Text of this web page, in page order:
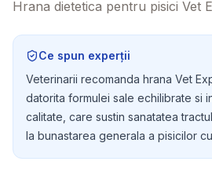
Hrana dietetica pentru pisici Vet
dizolvarea struvitilor, dar si la
acestora, asigurandu-i o viata
Ce spun experții
Veterinarii recomanda hrana Vet
datorita formulei sale echilibrate si
calitate, care sustin sanatatea
la bunastarea generala a pisicilor